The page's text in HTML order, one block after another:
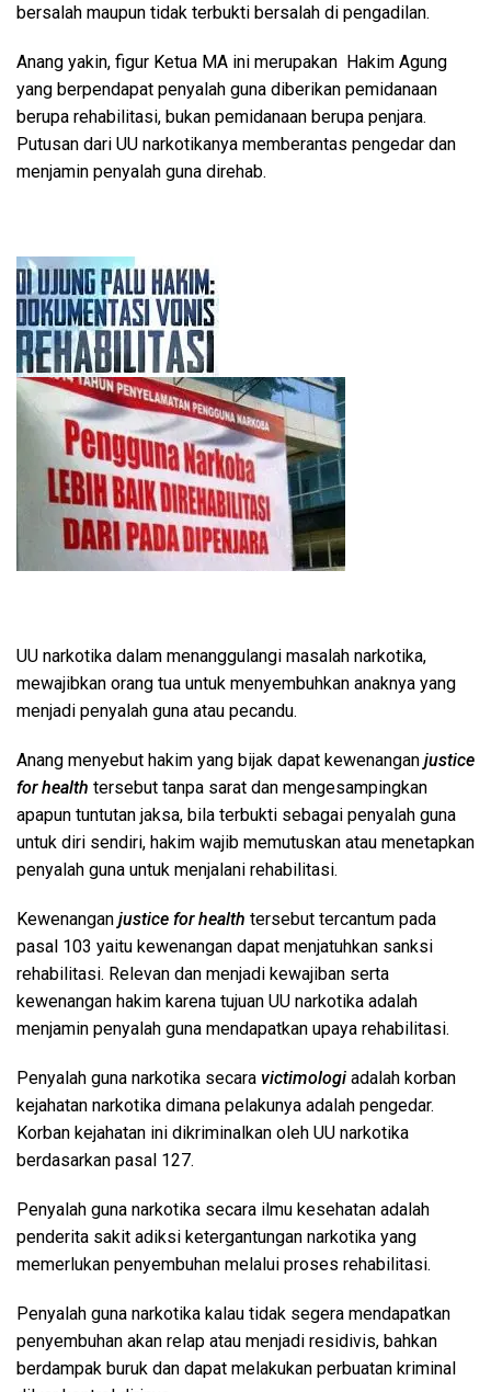
bersalah maupun tidak terbukti bersalah di pengadilan.
Anang yakin, figur Ketua MA ini merupakan Hakim Agung
yang berpendapat penyalah guna diberikan pemidanaan
berupa rehabilitasi, bukan pemidanaan berupa penjara.
Putusan dari UU narkotikanya memberantas pengedar dan
menjamin penyalah guna direhab.
UU narkotika dalam menanggulangi masalah narkotika,
mewajibkan orang tua untuk menyembuhkan anaknya yang
menjadi penyalah guna atau pecandu.
Anang menyebut hakim yang bijak dapat kewenangan justice
for health tersebut tanpa sarat dan mengesampingkan
apapun tuntutan jaksa, bila terbukti sebagai penyalah guna
untuk diri sendiri, hakim wajib memutuskan atau menetapkan
penyalah guna untuk menjalani rehabilitasi.
Kewenangan justice for health tersebut tercantum pada
pasal 103 yaitu kewenangan dapat menjatuhkan sanksi
rehabilitasi. Relevan dan menjadi kewajiban serta
kewenangan hakim karena tujuan UU narkotika adalah
menjamin penyalah guna mendapatkan upaya rehabilitasi.
Penyalah guna narkotika secara victimologi adalah korban
kejahatan narkotika dimana pelakunya adalah pengedar.
Korban kejahatan ini dikriminalkan oleh UU narkotika
berdasarkan pasal 127.
Penyalah guna narkotika secara ilmu kesehatan adalah
penderita sakit adiksi ketergantungan narkotika yang
memerlukan penyembuhan melalui proses rehabilitasi.
Penyalah guna narkotika kalau tidak segera mendapatkan
penyembuhan akan relap atau menjadi residivis, bahkan
berdampak buruk dan dapat melakukan perbuatan kriminal